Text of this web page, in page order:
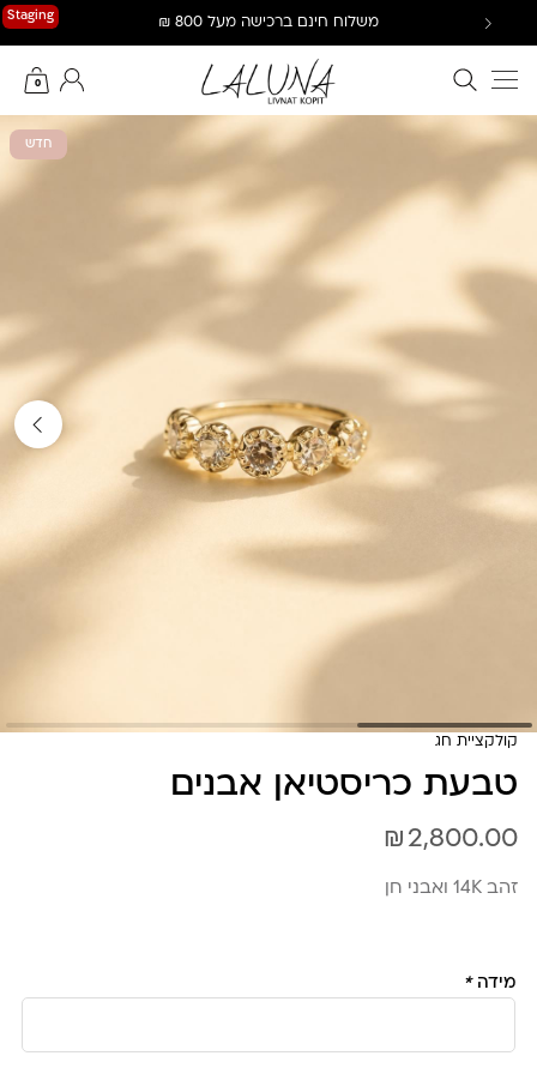
Staging משלוח חינם ברכישה מעל 800 ₪
חיפוש באתר
0
החשבון שלי
חדש
קולקציית חג
טבעת כריסטיאן אבנים
₪ 2,800.00
זהב 14K ואבני חן
מידה*